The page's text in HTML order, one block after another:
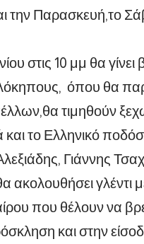
την Παρασκευή,το
στις 10 μμ θα
όπου θα
τιμηθούν
και το Ελληνικό
Γιάννης
ακολουθήσει γλέντι
που θέλουν να
και στην